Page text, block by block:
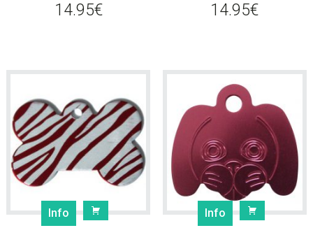
14.95€ 14.95€
Info Info